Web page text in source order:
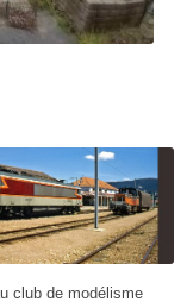
club de modélisme